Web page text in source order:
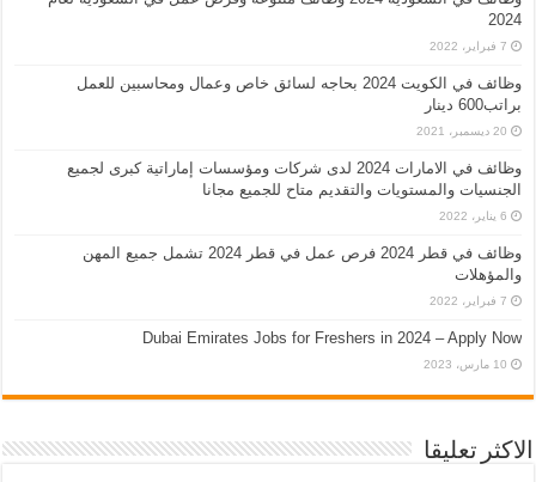
2024
7 فبراير، 2022
وظائف في الكويت 2024 بحاجه لسائق خاص وعمال ومحاسبين للعمل
براتب600 دينار
20 ديسمبر، 2021
وظائف في الامارات 2024 لدى شركات ومؤسسات إماراتية كبرى لجميع
الجنسيات والمستويات والتقديم متاح للجميع مجانا
6 يناير، 2022
وظائف في قطر 2024 فرص عمل في قطر 2024 تشمل جميع المهن
والمؤهلات
7 فبراير، 2022
Dubai Emirates Jobs for Freshers in 2024 – Apply Now
10 مارس، 2023
الاكثر تعليقا